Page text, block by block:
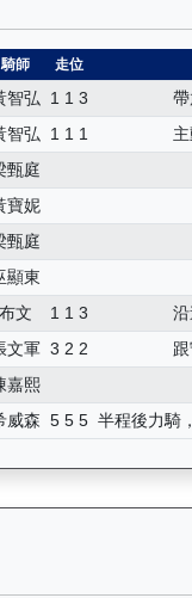
騎師 走位
智弘 1 1 3
智弘 1 1 1
甄庭
寶妮
甄庭
顯東
布文 1 1 3
文軍 3 2 2
嘉熙
威森 5 5 5 半程後力騎
（K010）— 晨